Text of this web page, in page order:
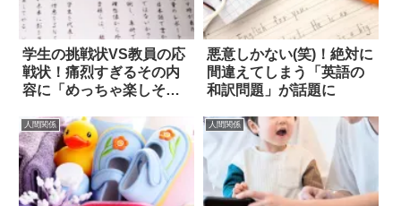
学生の挑戦状VS教員の応
戦状！痛烈すぎるその内
容に「めっちゃ楽しそ
悪意しかない(笑)！絶対に
間違えてしまう「英語の
和訳問題」が話題に
人間関係 人間関係